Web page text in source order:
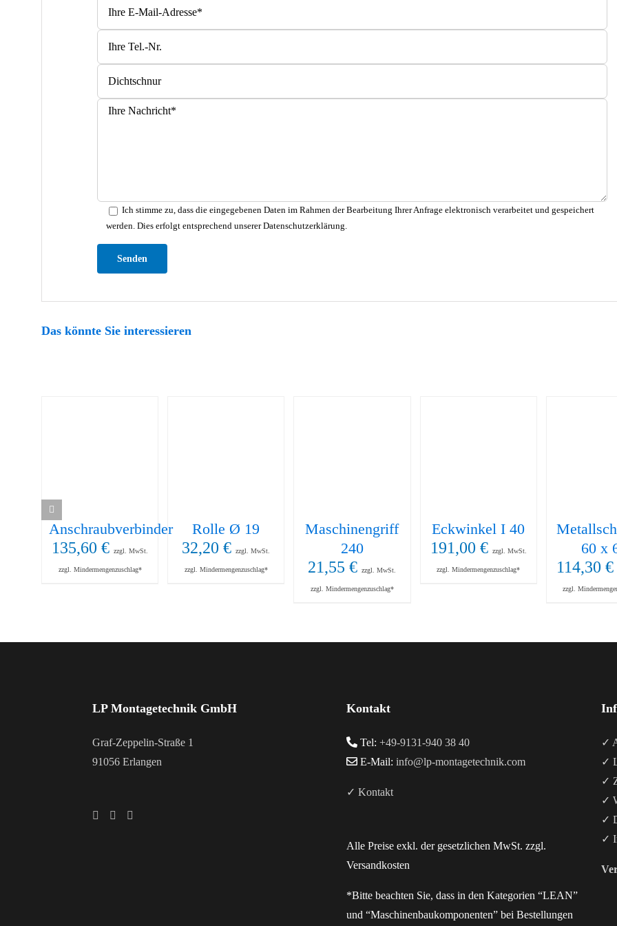
Ich stimme zu, dass die eingegebenen Daten im Rahmen der Bearbeitung Ihrer Anfrage elektronisch verarbeitet und gespeichert
werden. Dies erfolgt entsprechend unserer Datenschutzerklärung.
Das könnte Sie interessieren
Anschraubverbinder
135,60€ zzgl. MwSt.
zzgl. Mindermengenzuschlag*
Rolle Ø 19
32,20€ zzgl. MwSt.
zzgl. Mindermengenzuschlag*
Maschinengriff
240
21,55€ zzgl. MwSt.
zzgl. Mindermengenzuschlag*
Eckwinkel I 40
191,00 € zzgl. MwSt.
zzgl. Mindermengenzuschlag*
60 x
114,30€
zzgl.
LP Montagetechnik GmbH
Graf-Zeppelin-Straße 1
91056 Erlangen
Kontakt
Tel:+49-9131-940 38 40
E-Mail:info@lp-montagetechnik.com
✓ Kontakt
Alle Preise exkl. der gesetzlichen MwSt. zzgl.
Versandkosten
*Bitte beachten Sie, dass in den Kategorien “LEAN”
und “Maschinenbaukomponenten” bei Bestellungen
✓
✓
✓
✓
✓
✓